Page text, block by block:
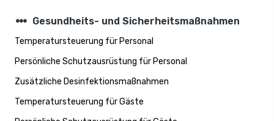
steppers Gesundheits- und Sicherheitsmaßnahmen
Temperatursteuerung für Personal
Persönliche Schutzausrüstung für Personal
Zusätzliche Desinfektionsmaßnahmen
Temperatursteuerung für Gäste